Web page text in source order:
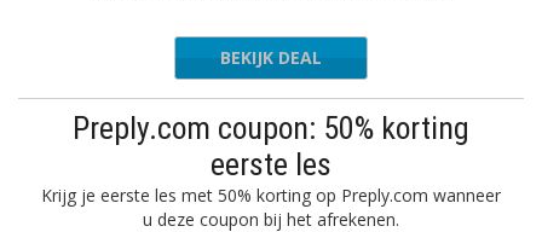
BEKIJK DEAL
Preply.com coupon: 50% korting
eerste les
Krijg je eerste les met 50% korting op Preply.com wanneer
u deze coupon bij het afrekenen.